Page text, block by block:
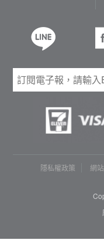
隱私權政策 網